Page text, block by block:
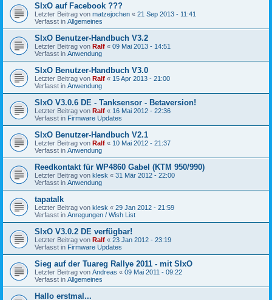
SIxO auf Facebook ???
Letzter Beitrag von matzejochen « 21 Sep 2013 - 11:41
Verfasst in Allgemeines
SIxO Benutzer-Handbuch V3.2
Letzter Beitrag von Ralf « 09 Mai 2013 - 14:51
Verfasst in Anwendung
SIxO Benutzer-Handbuch V3.0
Letzter Beitrag von Ralf « 15 Apr 2013 - 21:00
Verfasst in Anwendung
SIxO V3.0.6 DE - Tanksensor - Betaversion!
Letzter Beitrag von Ralf « 16 Mai 2012 - 22:36
Verfasst in Firmware Updates
SIxO Benutzer-Handbuch V2.1
Letzter Beitrag von Ralf « 10 Mai 2012 - 21:37
Verfasst in Anwendung
Reedkontakt für WP4860 Gabel (KTM 950/990)
Letzter Beitrag von klesk « 31 Mär 2012 - 22:00
Verfasst in Anwendung
tapatalk
Letzter Beitrag von klesk « 29 Jan 2012 - 21:59
Verfasst in Anregungen / Wish List
SIxO V3.0.2 DE verfügbar!
Letzter Beitrag von Ralf « 23 Jan 2012 - 23:19
Verfasst in Firmware Updates
Sieg auf der Tuareg Rallye 2011 - mit SIxO
Letzter Beitrag von Andreas « 09 Mai 2011 - 09:22
Verfasst in Allgemeines
Hallo erstmal...